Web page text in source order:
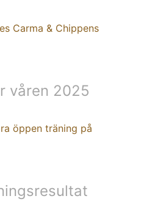
Carma & Chippens
våren 2025
öppen träning på